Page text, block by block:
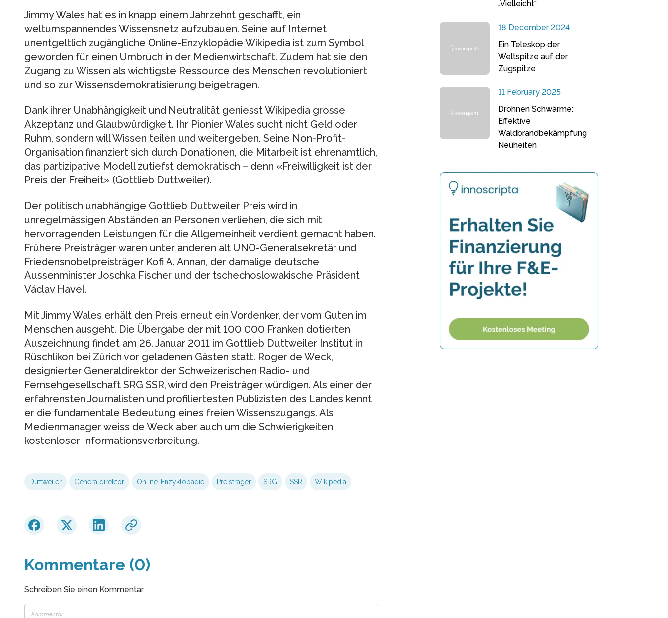
Jimmy Wales hat es in knapp einem Jahrzehnt geschafft, ein
weltumspannendes Wissensnetz aufzubauen. Seine auf Internet
unentgeltlich zugängliche Online-Enzyklopädie Wikipedia ist zum Symbol
geworden für einen Umbruch in der Medienwirtschaft. Zudem hat sie den
Zugang zu Wissen als wichtigste Ressource des Menschen revolutioniert
und so zur Wissensdemokratisierung beigetragen.
Dank ihrer Unabhängigkeit und Neutralität geniesst Wikipedia grosse
Akzeptanz und Glaubwürdigkeit. Ihr Pionier Wales sucht nicht Geld oder
Ruhm, sondern will Wissen teilen und weitergeben. Seine Non-Profit-
Organisation finanziert sich durch Donationen, die Mitarbeit ist ehrenamtlich,
das partizipative Modell zutiefst demokratisch – denn «Freiwilligkeit ist der
Preis der Freiheit» (Gottlieb Duttweiler).
Der politisch unabhängige Gottlieb Duttweiler Preis wird in
unregelmässigen Abständen an Personen verliehen, die sich mit
hervorragenden Leistungen für die Allgemeinheit verdient gemacht haben.
Frühere Preisträger waren unter anderen alt UNO-Generalsekretär und
Friedensnobelpreisträger Kofi A. Annan, der damalige deutsche
Aussenminister Joschka Fischer und der tschechoslowakische Präsident
Václav Havel.
Mit Jimmy Wales erhält den Preis erneut ein Vordenker, der vom Guten im
Menschen ausgeht. Die Übergabe der mit 100 000 Franken dotierten
Auszeichnung findet am 26. Januar 2011 im Gottlieb Duttweiler Institut in
Rüschlikon bei Zürich vor geladenen Gästen statt. Roger de Weck,
designierter Generaldirektor der Schweizerischen Radio- und
Fernsehgesellschaft SRG SSR, wird den Preisträger würdigen. Als einer der
erfahrensten Journalisten und profiliertesten Publizisten des Landes kennt
er die fundamentale Bedeutung eines freien Wissenszugangs. Als
Medienmanager weiss de Weck aber auch um die Schwierigkeiten
kostenloser Informationsverbreitung.
Duttweiler Generaldirektor Online-Enzyklopädie Preisträger SRG SSR Wikipedia
Kommentare (0)
Schreiben Sie einen Kommentar
„Vielleicht“
18 December 2024
Ein Teleskop der
Weltspitze auf der
Zugspitze
11 February 2025
Drohnen Schwärme:
Effektive
Waldbrandbekämpfung
Neuheiten